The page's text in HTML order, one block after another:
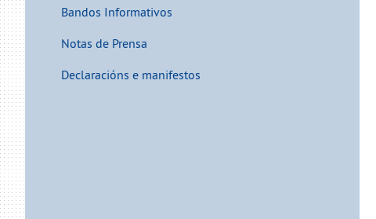
Bandos Informativos
Notas de Prensa
Declaracións e manifestos